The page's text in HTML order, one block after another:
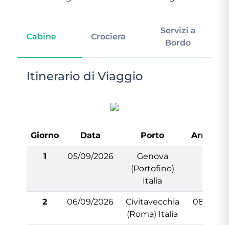
Cabine Crociera
Servizi a
Bordo
Itinerario di Viaggio
Giorno Data Porto Arrivo
1 05/09/2026
Genova
(Portofino)
Italia
2 06/09/2026
Civitavecchia
(Roma) Italia
08:00